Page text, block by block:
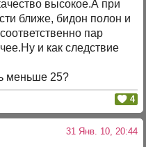
высокое.А при
ближе, бидон полон и
пар
и как следствие
меньше 25?
4
31 Янв. 10, 20:44